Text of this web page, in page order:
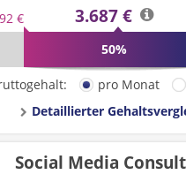
€ 3.687 €
50%
pro Monat
Detaillierter
Social Media